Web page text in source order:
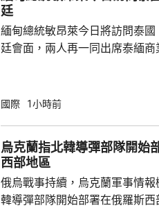
廷
緬甸總統敏昂萊今日將訪問泰
廷會面，兩人再一同出席泰緬商
發動政變推翻民選政府後，緬甸
日前重申，泰國對緬甸採取審慎
新接觸政策，除了保持兩國的溝
促緬方遵守東盟主導的和平倡議
國際 1小時前
烏克蘭指北韓導彈部隊開始
西部地區
俄烏戰事持續，烏克蘭軍事情
韓導彈部隊開始部署在俄羅斯西